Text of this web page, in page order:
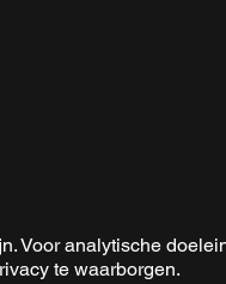
Voor analytische
te waarborgen.